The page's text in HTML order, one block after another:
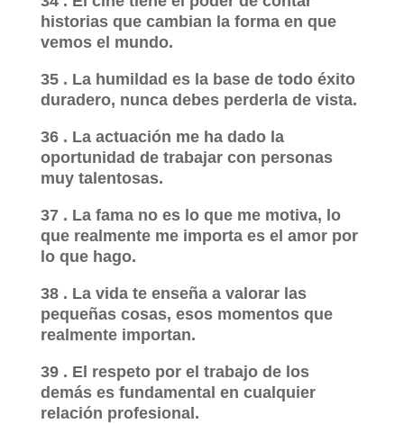
historias que cambian la forma en que
vemos el mundo.
35 . La humildad es la base de todo éxito
duradero, nunca debes perderla de vista.
36 . La actuación me ha dado la
oportunidad de trabajar con personas
muy talentosas.
37 . La fama no es lo que me motiva, lo
que realmente me importa es el amor por
lo que hago.
38 . La vida te enseña a valorar las
pequeñas cosas, esos momentos que
realmente importan.
39 . El respeto por el trabajo de los
demás es fundamental en cualquier
relación profesional.